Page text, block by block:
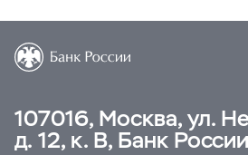
107016, Москва, ул.
д. 12, к. В, Банк России